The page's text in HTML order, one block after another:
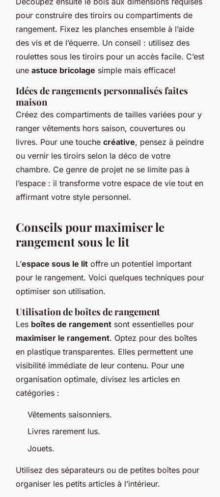
pour construire des tiroirs ou compartiments de
rangement. Fixez les planches ensemble à l’aide
des vis et de l’équerre. Un conseil : utilisez des
roulettes sous les tiroirs pour un accès facile. C’est
une astuce bricolage simple mais efficace!
Idées de rangements personnalisés faites
maison
Créez des compartiments de tailles variées pour y
ranger vêtements hors saison, couvertures ou
livres. Pour une touche créative, pensez à peindre
ou vernir les tiroirs selon la déco de votre
chambre. Ce genre de projet ne se limite pas à
l’espace : il transforme votre espace de vie tout en
affirmant votre style personnel.
Conseils pour maximiser le
rangement sous le lit
L’espace sous le lit offre un potentiel important
pour le rangement. Voici quelques techniques pour
optimiser son utilisation.
Utilisation de boîtes de rangement
Les boîtes de rangement sont essentielles pour
maximiser le rangement. Optez pour des boîtes
en plastique transparentes. Elles permettent une
visibilité immédiate de leur contenu. Pour une
organisation optimale, divisez les articles en
catégories :
Vêtements saisonniers.
Livres rarement lus.
Jouets.
Utilisez des séparateurs ou de petites boîtes pour
organiser les petits articles à l’intérieur.